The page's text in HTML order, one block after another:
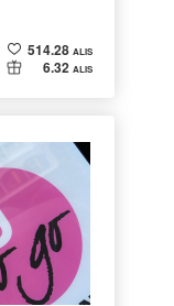
514.28 ALIS
6.32 ALIS